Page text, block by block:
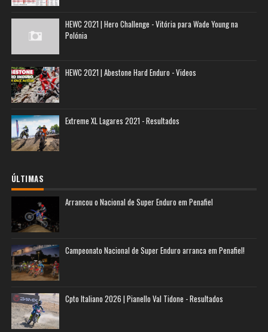
HEWC 2021 | Hero Challenge - Vitória para Wade Young na
Polónia
HEWC 2021 | Abestone Hard Enduro - Videos
Extreme XL Lagares 2021 - Resultados
ÚLTIMAS
Arrancou o Nacional de Super Enduro em Penafiel
Campeonato Nacional de Super Enduro arranca em Penafiel!
Cpto Italiano 2026 | Pianello Val Tidone - Resultados